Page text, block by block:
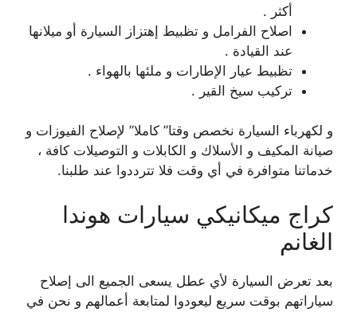
أكثر .
اصلاح الفرامل و تظبيط إهتزاز السيارة أو ميلانها
عند القيادة .
تظبيط عيار الإطارات و ملئها بالهواء .
تركيب سيخ القير .
و لكهرباء السيارة نخصص وقتا” كاملا” لإصلاح الفيوزات و
صيانة المكيف و الأسلاك و الكابلات و التوصيلات كافة ،
خدماتنا متوافرة في أي وقت فلا تترددوا عند طلبنا.
كراج ميكانيكي سيارات هوندا
الغانم
بعد تعرض السيارة لأي عطل يسعى الجميع الى إصلاح
سياراتهم بوقت سريع ليعودوا لمتابعة أعمالهم و نحن في